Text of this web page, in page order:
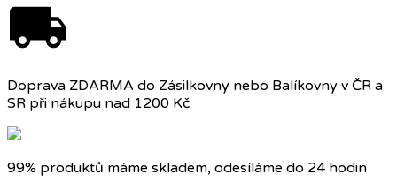
Doprava ZDARMA do Zásilkovny nebo Balíkovny v ČR a
SR při nákupu nad 1200 Kč
99% produktů máme skladem, odesíláme do 24 hodin